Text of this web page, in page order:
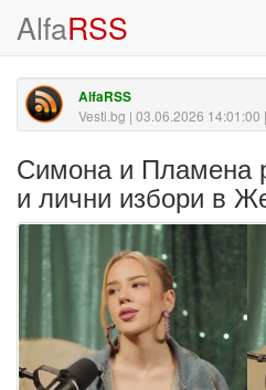
AlfaRSS
AlfaRSS
Vesti.bg | 03.06.2026 14:01:00 |
Симона и Пламена
и лични избори в